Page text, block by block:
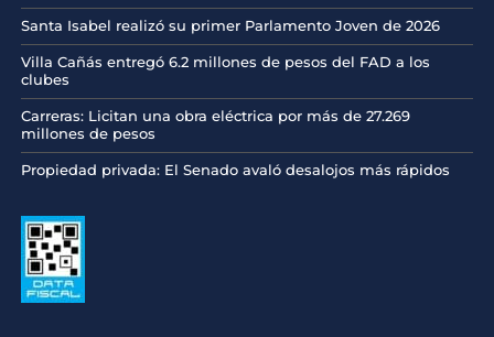
Santa Isabel realizó su primer Parlamento Joven de 2026
Villa Cañás entregó 6.2 millones de pesos del FAD a los
clubes
Carreras: Licitan una obra eléctrica por más de 27.269
millones de pesos
Propiedad privada: El Senado avaló desalojos más rápidos